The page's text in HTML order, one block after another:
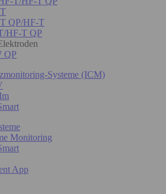
QP/HF-T
HF-T QP
QP
Systeme (ICM)
Monitoring
App